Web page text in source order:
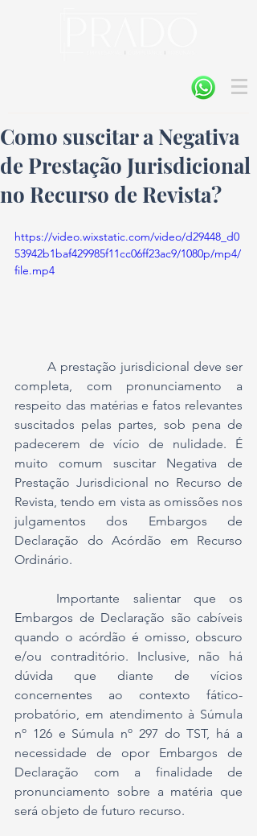
Como suscitar a Negativa
de Prestação Jurisdicional
no Recurso de Revista?
https://video.wixstatic.com/video/d29448_d0
53942b1baf429985f11cc06ff23ac9/1080p/mp4/
file.mp4
completa, com pronunciamento a
respeito das matérias e fatos relevantes
suscitados pelas partes, sob pena de
padecerem de vício de nulidade. É
muito comum suscitar Negativa de
Prestação Jurisdicional no Recurso de
Revista, tendo em vista as omissões nos
julgamentos dos Embargos de
Declaração do Acórdão em Recurso
Ordinário.
Embargos de Declaração são cabíveis
quando o acórdão é omisso, obscuro
e/ou contraditório. Inclusive, não há
dúvida que diante de vícios
concernentes ao contexto fático-
probatório, em atendimento à Súmula
nº 126 e Súmula nº 297 do TST, há a
necessidade de opor Embargos de
Declaração com a finalidade de
pronunciamento sobre a matéria que
será objeto de futuro recurso.